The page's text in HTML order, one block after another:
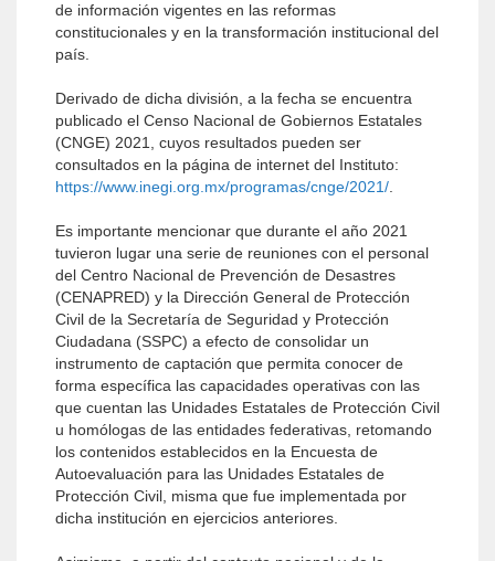
de información vigentes en las reformas
constitucionales y en la transformación institucional del
país.
Derivado de dicha división, a la fecha se encuentra
publicado el Censo Nacional de Gobiernos Estatales
(CNGE) 2021, cuyos resultados pueden ser
consultados en la página de internet del Instituto:
https://www.inegi.org.mx/programas/cnge/2021/
Es importante mencionar que durante el año 2021
tuvieron lugar una serie de reuniones con el personal
del Centro Nacional de Prevención de Desastres
(CENAPRED) y la Dirección General de Protección
Civil de la Secretaría de Seguridad y Protección
Ciudadana (SSPC) a efecto de consolidar un
instrumento de captación que permita conocer de
forma específica las capacidades operativas con las
que cuentan las Unidades Estatales de Protección Civil
u homólogas de las entidades federativas, retomando
los contenidos establecidos en la Encuesta de
Autoevaluación para las Unidades Estatales de
Protección Civil, misma que fue implementada por
dicha institución en ejercicios anteriores.